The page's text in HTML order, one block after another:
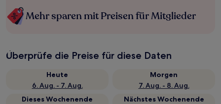
Mehr sparen mit Preisen für Mitglieder
Überprüfe die Preise für diese Daten
Heute
6. Aug. - 7. Aug.
Morgen
7. Aug. - 8. Aug.
Dieses Wochenende
Nächstes Wochenende